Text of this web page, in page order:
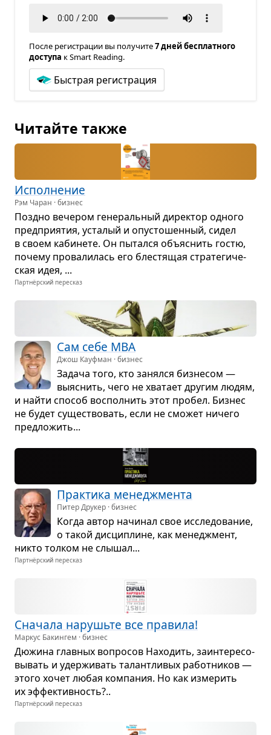
После регистрации вы получите7 дней бесплатного
доступа к Smart Reading.
Быстрая регистрация
Читайте также
Испол­не­ние
Рэм Чаран · бизнес
Поздно вече­ром гене­раль­ный дирек­тор одного
пред­при­я­тия, уста­лый и опу­сто­шен­ный, сидел
в своем каби­нете. Он пытался объ­яс­нить гостю,
почему про­ва­ли­лась его бле­стя­щая стра­те­ги­че­
ская идея, ...
Партнёрский пересказ
Сам себе MBA
Джош Кауфман · бизнес
Задача того, кто занялся биз­не­сом —
выяс­нить, чего не хва­тает дру­гим людям,
и найти спо­соб вос­пол­нить этот про­бел. Биз­нес
не будет суще­ство­вать, если не смо­жет ничего
пред­ло­жить...
Прак­тика мене­джмента
Питер Друкер · бизнес
Когда автор начи­нал свое иссле­до­ва­ние,
о такой дис­ци­плине, как мене­джмент,
никто тол­ком не слы­шал...
Партнёрский пересказ
Сна­чала нарушьте все пра­вила!
Маркус Бакингем · бизнес
Дюжина глав­ных вопро­сов Нахо­дить, заин­те­ре­со­
вы­вать и удер­жи­вать талантли­вых работ­ни­ков —
этого хочет любая ком­па­ния. Но как изме­рить
их эффек­тив­ность?..
Партнёрский пересказ